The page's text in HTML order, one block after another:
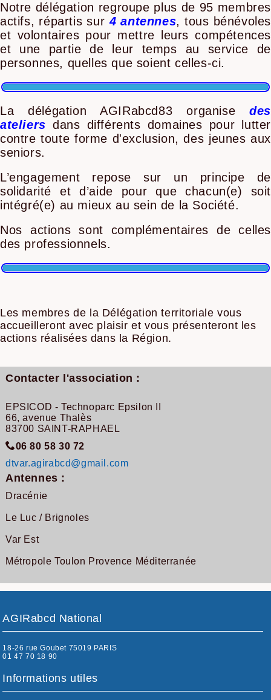
Notre délégation regroupe plus de 95 membres
actifs, répartis sur4 antennes, tous bénévoles
et volontaires pour mettre leurs compétences
et une partie de leur temps au service de
personnes, quelles que soient celles-ci.
La délégation AGIRabcd83 organisedes
ateliers dans différents domaines pour lutter
contre toute forme d'exclusion, des jeunes aux
seniors.
L’engagement repose sur un principe de
solidarité et d’aide pour que chacun(e) soit
intégré(e) au mieux au sein de la Société.
Nos actions sont complémentaires de celles
des professionnels.
Les membres de la Délégation territoriale vous
accueilleront avec plaisir et vous présenteront les
actions réalisées dans la Région.
Contacter l'association :
EPSICOD - Technoparc Epsilon II
66, avenue Thalès
83700 SAINT-RAPHAEL
06 80 58 30 72
dtvar.agirabcd@gmail.com
Antennes :
Dracénie
Le Luc / Brignoles
Var Est
Métropole Toulon Provence Méditerranée
AGIRabcd National
18-26 rue Goubet 75019 PARIS
01 47 70 18 90
Informations utiles